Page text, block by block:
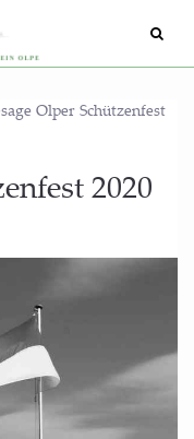
Olper Schützenfest
2020